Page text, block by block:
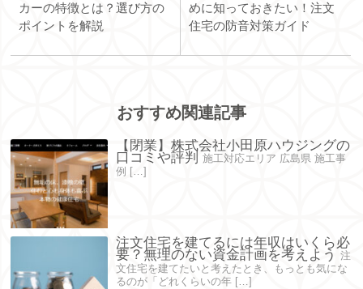
カーの特徴とは？選び方の
ポイントを解説
めに知っておきたい！注文
住宅の防音対策ガイド
おすすめ関連記事
【閉業】株式会社小田原ハウジングの
口コミや評判
施工対応エリア 広島県 施工事
例 […]
注文住宅を建てるには年収はいくら必
要？無理のない資金計画を考えよう
注
文住宅を建てたいと考えたとき、もっとも気にな
るのが「どれくらいの年 […]